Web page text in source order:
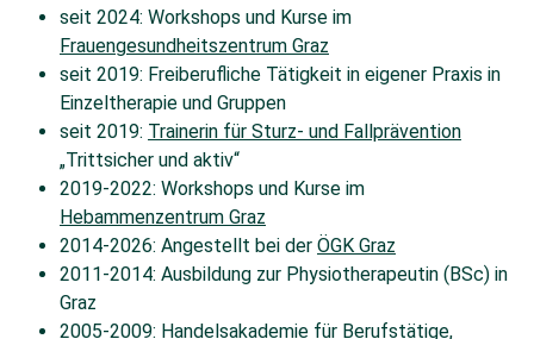
seit 2024: Workshops und Kurse im
Frauengesundheitszentrum Graz
seit 2019: Freiberufliche Tätigkeit in eigener Praxis in
Einzeltherapie und Gruppen
seit 2019: Trainerin für Sturz- und Fallprävention
„Trittsicher und aktiv“
2019-2022: Workshops und Kurse im
Hebammenzentrum Graz
2014-2026: Angestellt bei der ÖGK Graz
2011-2014: Ausbildung zur Physiotherapeutin (BSc) in
Graz
2005-2009: Handelsakademie für Berufstätige,